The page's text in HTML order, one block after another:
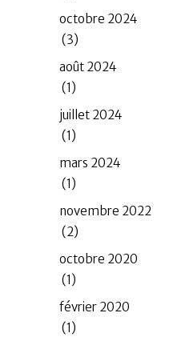
octobre 2024
(3)
août 2024
(1)
juillet 2024
(1)
mars 2024
(1)
novembre 2022
(2)
octobre 2020
(1)
février 2020
(1)